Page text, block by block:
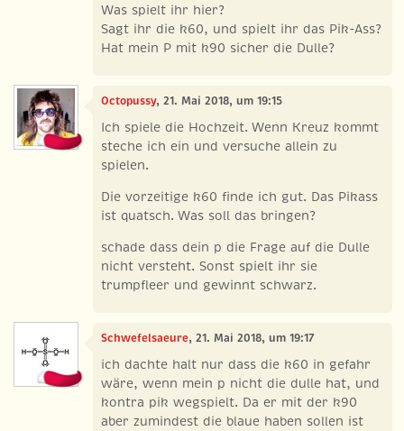
Was spielt ihr hier?
Sagt ihr die k60, und spielt ihr das Pik-Ass?
Hat mein P mit k90 sicher die Dulle?
Octopussy, 21. Mai 2018, um 19:15
Ich spiele die Hochzeit. Wenn Kreuz kommt
steche ich ein und versuche allein zu
spielen.
Die vorzeitige k60 finde ich gut. Das Pikass
ist quatsch. Was soll das bringen?
schade dass dein p die Frage auf die Dulle
nicht versteht. Sonst spielt ihr sie
trumpfleer und gewinnt schwarz.
Schwefelsaeure, 21. Mai 2018, um 19:17
ich dachte halt nur dass die k60 in gefahr
wäre, wenn mein p nicht die dulle hat, und
kontra pik wegspielt. Da er mit der k90
aber zumindest die blaue haben sollen ist